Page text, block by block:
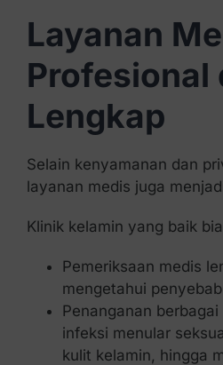
Layanan
Profesional
Lengkap
Selain kenyamanan dan
layanan medis juga
Klinik kelamin yang baik
Pemeriksaan medis
mengetahui
Penanganan
infeksi menular
kulit kelamin, hingga